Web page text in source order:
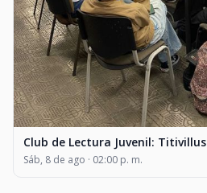
Club de Lectura Juvenil: Titivillus
Sáb, 8 de ago · 02:00 p. m.